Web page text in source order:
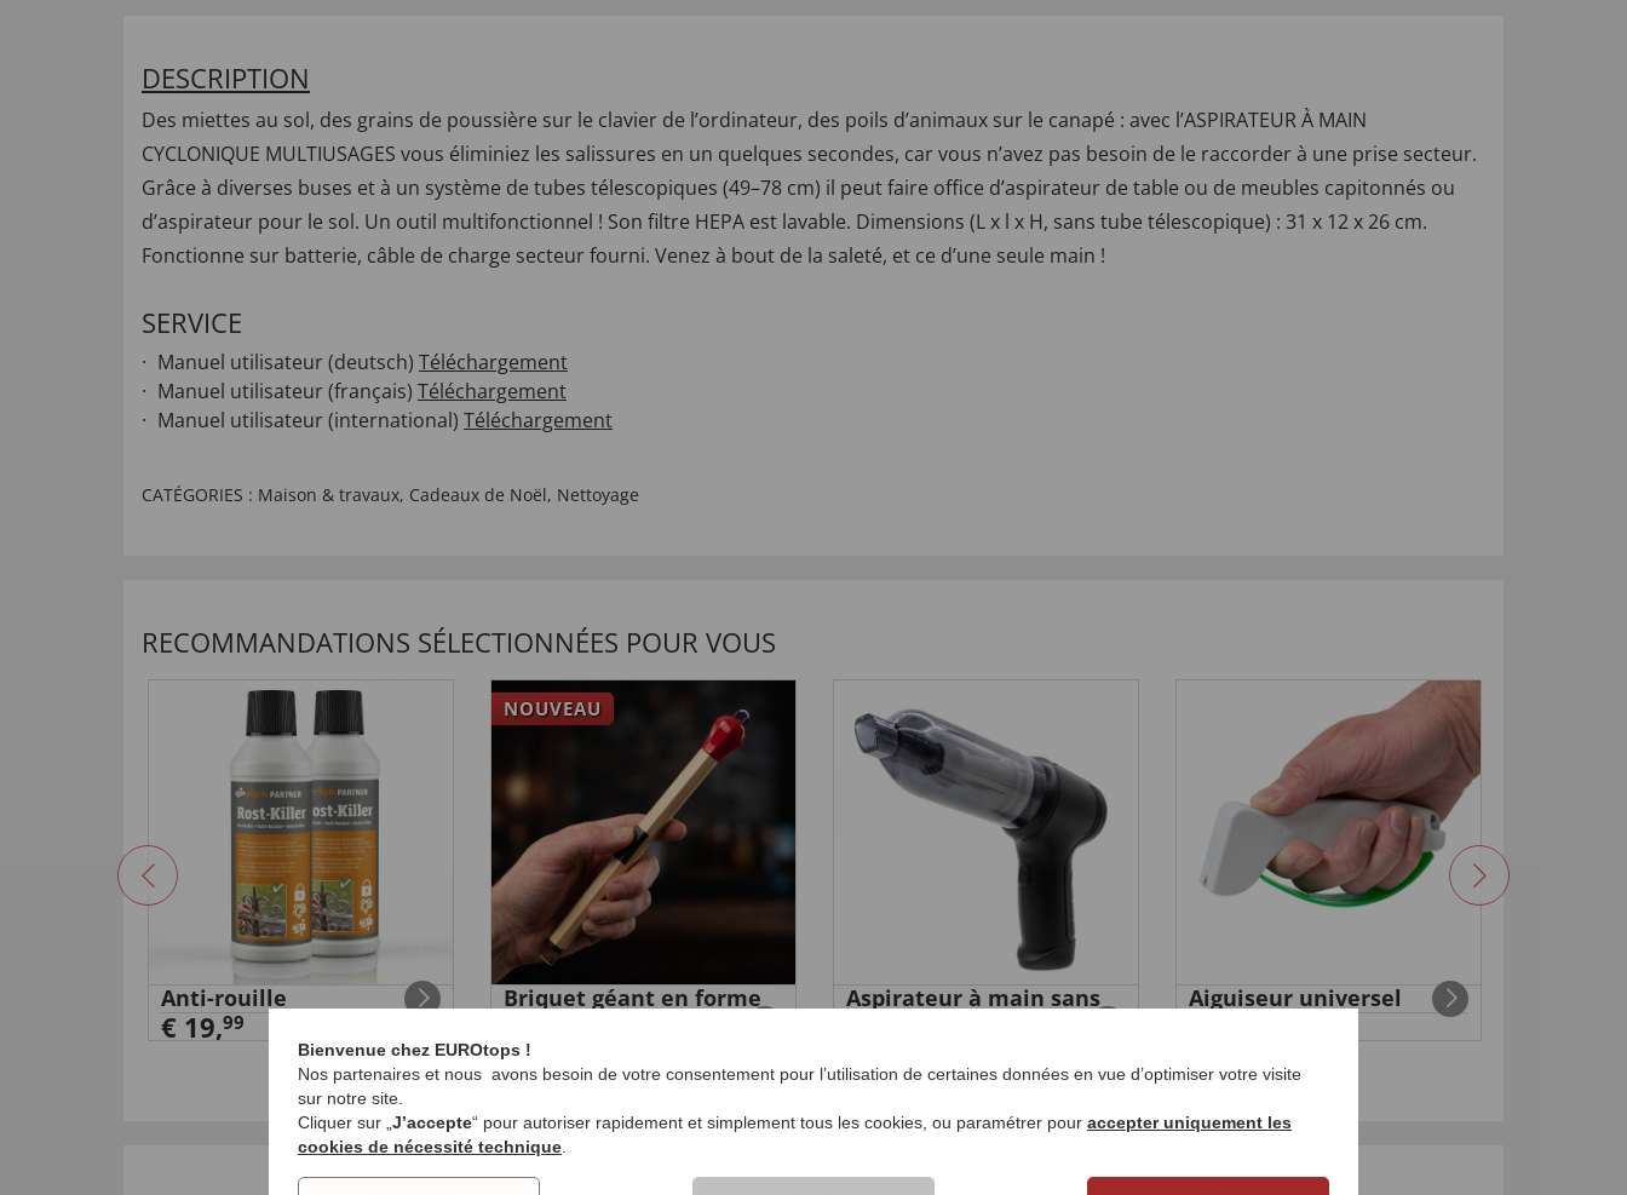
DESCRIPTION
Des miettes au sol, des grains de poussière sur le clavier de l’ordinateur, des poils d’animaux sur le canapé : avec l’ASPIRATEUR À MAIN
CYCLONIQUE MULTIUSAGES vous éliminiez les salissures en un quelques secondes, car vous n’avez pas besoin de le raccorder à une prise secteur.
Grâce à diverses buses et à un système de tubes télescopiques (49–78 cm) il peut faire office d’aspirateur de table ou de meubles capitonnés ou
d’aspirateur pour le sol. Un outil multifonctionnel ! Son filtre HEPA est lavable. Dimensions (L x l x H, sans tube télescopique) : 31 x 12 x 26 cm.
Fonctionne sur batterie, câble de charge secteur fourni. Venez à bout de la saleté, et ce d’une seule main !
SERVICE
Manuel utilisateur (deutsch) Téléchargement
Manuel utilisateur (français) Téléchargement
Manuel utilisateur (international) Téléchargement
CATÉGORIES : Maison & travaux, Cadeaux de Noël, Nettoyage
RECOMMANDATIONS SÉLECTIONNÉES POUR VOUS
Anti-rouille
€ 19,99
NOUVEAU
Briquet géant en forme
€ 19,
Aspirateur à main sans
Aiguiseur universel
Bienvenue chez EUROtops !
Nos partenaires et nous avons besoin de votre consentement pour l’utilisation de certaines données en vue d’optimiser votre visite
sur notre site.
Cliquer sur „ J’accepte“ pour autoriser rapidement et simplement tous les cookies, ou paramétrer pour accepter uniquement les
cookies de nécessité technique